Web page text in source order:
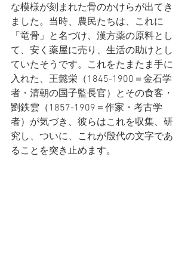
な模様が刻まれた骨のかけらが出てき
ました。当時、農民たちは、これに
「竜骨」と名づけ、漢方薬の原料とし
て、安く薬屋に売り、生活の助けとし
ていたそうです。これをたまたま手に
入れた、王懿栄（1845-1900＝金石学
者・清朝の国子監長官）とその食客・
劉鉄雲（1857-1909＝作家・考古学
者）が気づき、彼らはこれを収集、研
究し、ついに、これが殷代の文字であ
ることを突き止めます。